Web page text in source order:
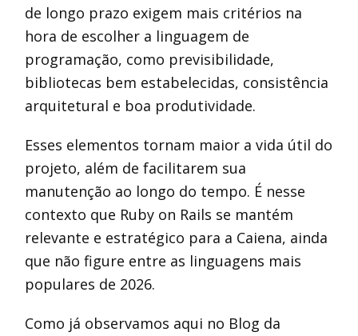
de longo prazo exigem mais critérios na
hora de escolher a linguagem de
programação, como previsibilidade,
bibliotecas bem estabelecidas, consistência
arquitetural e boa produtividade.
Esses elementos tornam maior a vida útil do
projeto, além de facilitarem sua
manutenção ao longo do tempo. É nesse
contexto que Ruby on Rails se mantém
relevante e estratégico para a Caiena, ainda
que não figure entre as linguagens mais
populares de 2026.
Como já observamos aqui no Blog da